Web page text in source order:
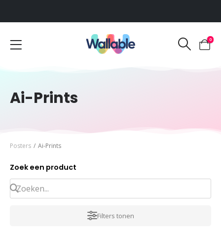
Voor 12:00 uur besteld, dezelfde werkdag verzonden
0
Ai-Prints
Posters / Ai-Prints
Zoek een product
Filters tonen